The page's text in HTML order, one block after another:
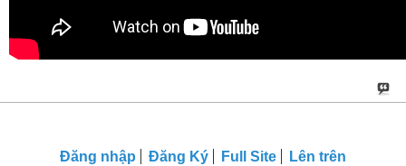
Đăng nhập Đăng Ký Full Site Lên trên